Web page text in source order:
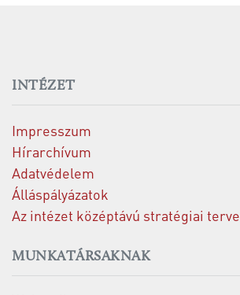
INTÉZET
Impresszum
Hírarchívum
Adatvédelem
Álláspályázatok
Az intézet középtávú stratégiai terve
MUNKATÁRSAKNAK